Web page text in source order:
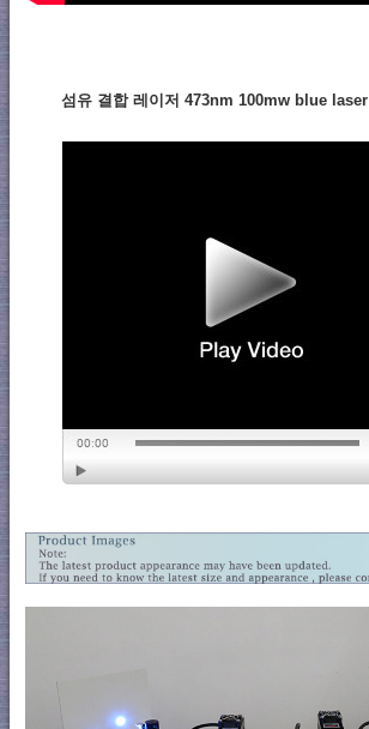
섬유 결합 레이저 473nm 100mw blue laser